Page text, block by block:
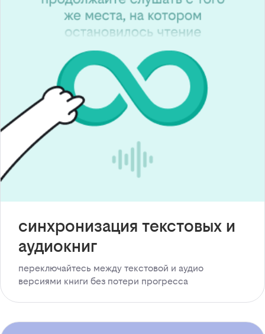
синхронизация текстовых и
аудиокниг
переключайтесь между текстовой и аудио
версиями книги без потери прогресса